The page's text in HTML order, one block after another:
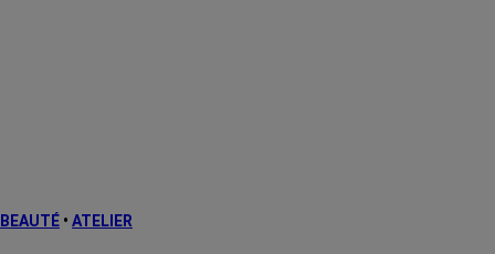
BEAUTÉ • ATELIER